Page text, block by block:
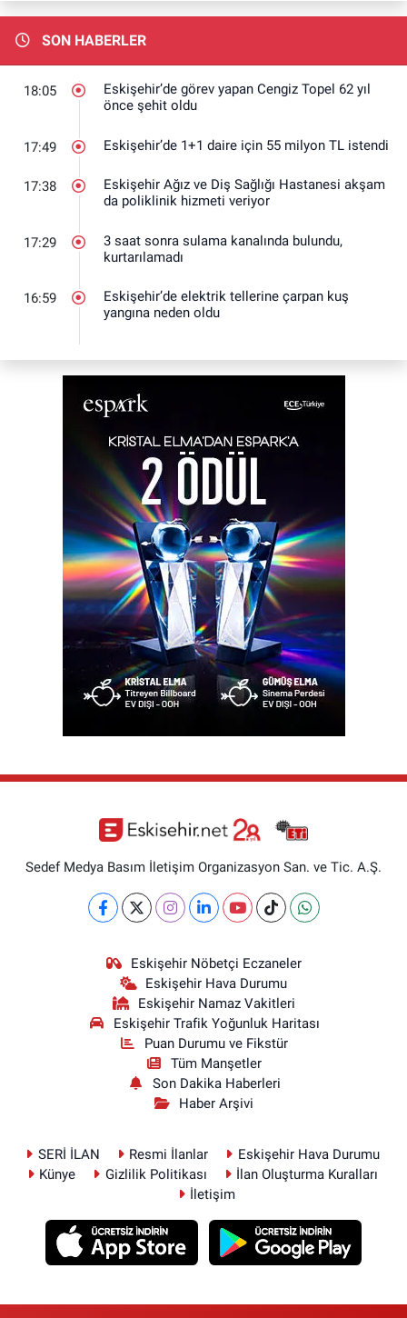
SON HABERLER
18:05
Eskişehir’de görev yapan Cengiz Topel 62 yıl
önce şehit oldu
17:49 Eskişehir’de 1+1 daire için 55 milyon TL istendi
17:38
Eskişehir Ağız ve Diş Sağlığı Hastanesi akşam
da poliklinik hizmeti veriyor
17:29
3 saat sonra sulama kanalında bulundu,
kurtarılamadı
16:59
Eskişehir’de elektrik tellerine çarpan kuş
yangına neden oldu
Sedef Medya Basım İletişim Organizasyon San. ve Tic. A.Ş.
Eskişehir Nöbetçi Eczaneler
Eskişehir Hava Durumu
Eskişehir Namaz Vakitleri
Eskişehir Trafik Yoğunluk Haritası
Puan Durumu ve Fikstür
Tüm Manşetler
Son Dakika Haberleri
Haber Arşivi
SERİ İLAN Resmi İlanlar
Eskişehir Hava Durumu
Künye
Gizlilik Politikası
İlan Oluşturma Kuralları
İletişim